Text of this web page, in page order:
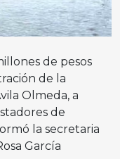
de pesos
de la
Olmeda, a
de
la secretaria
García